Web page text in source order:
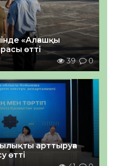
«Алғашқы
өтті
39 0
арттыруға
өтті